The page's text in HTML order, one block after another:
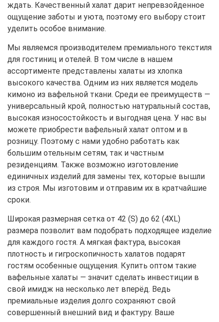
ждать. Качественный халат дарит непревзойденное
ощущение заботы и уюта, поэтому его выбору стоит
уделить особое внимание.
Мы являемся производителем премиального текстиля
для гостиниц и отелей. В том числе в нашем
ассортименте представлены халаты из хлопка
высокого качества. Одним из них является модель
кимоно из вафельной ткани. Среди ее преимуществ —
универсальный крой, полностью натуральный состав,
высокая износостойкость и выгодная цена. У нас вы
можете приобрести вафельный халат оптом и в
розницу. Поэтому с нами удобно работать как
большим отельным сетям, так и частным
резиденциям. Также возможно изготовление
единичных изделий для замены тех, которые вышли
из строя. Мы изготовим и отправим их в кратчайшие
сроки.
Широкая размерная сетка от 42 (S) до 62 (4XL)
размера позволит вам подобрать подходящее изделие
для каждого гостя. А мягкая фактура, высокая
плотность и гигроскопичность халатов подарят
гостям особенные ощущения. Купить оптом такие
вафельные халаты — значит сделать инвестиции в
свой имидж на несколько лет вперёд. Ведь
премиальные изделия долго сохраняют свой
совершенный внешний вид и фактуру. Ваше